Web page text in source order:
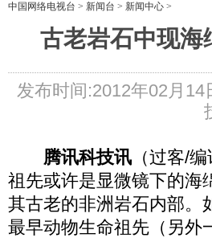
中国网络电视台 > 新闻台 > 新闻中心 >
古老岩石中现海
发布时间:2012年02月14
腾讯科技讯 （过客/
祖先或许是显微镜下的海
其古老的非洲岩石内部。
最早动物生命祖先（另外